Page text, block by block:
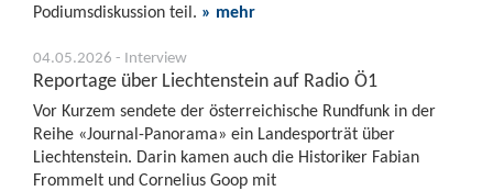
Podiumsdiskussion teil. » mehr
04.05.2026 - Interview
Reportage über Liechtenstein auf Radio Ö1
Vor Kurzem sendete der österreichische Rundfunk in der
Reihe «Journal-Panorama» ein Landesporträt über
Liechtenstein. Darin kamen auch die Historiker Fabian
Frommelt und Cornelius Goop mit